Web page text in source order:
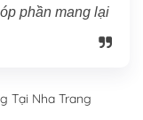
phần mang lại